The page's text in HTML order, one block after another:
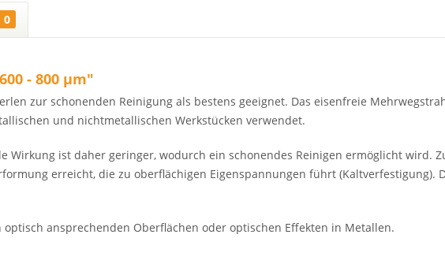
0
- 800 µm"
zur schonenden Reinigung als bestens geeignet. Das eisenfreie
und nichtmetallischen Werkstücken verwendet.
Wirkung ist daher geringer, wodurch ein schonendes Reinigen ermöglicht wird.
erreicht, die zu oberflächigen Eigenspannungen führt (Kaltverfestigung).
ansprechenden Oberflächen oder optischen Effekten in Metallen.